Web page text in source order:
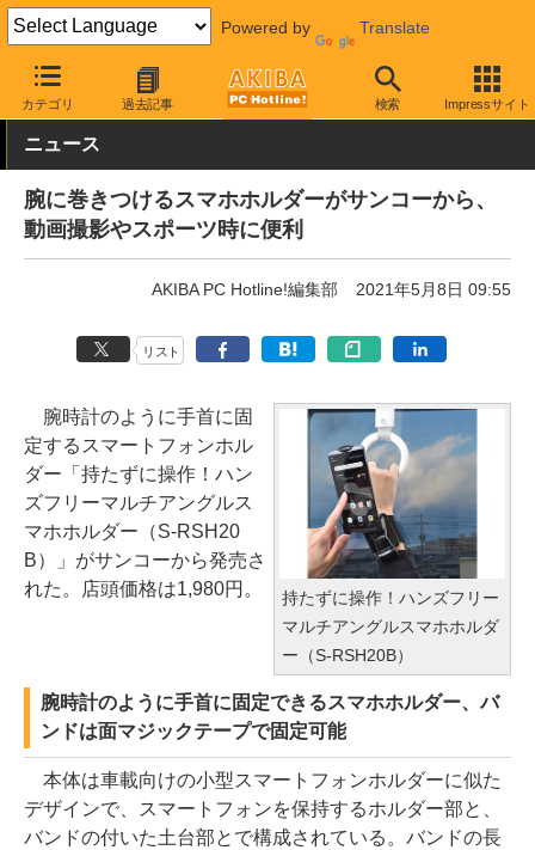
Powered by Translate
カテゴリ 過去記事 検索 Impressサイト
AKIBA PC Hotline! おもしろグッズ・キャラもの おもしろグッズ
ニュース
腕に巻きつけるスマホホルダーがサンコーから、
動画撮影やスポーツ時に便利
AKIBA PC Hotline!編集部 2021年5月8日 09:55
リスト
持たずに操作！ハンズフリー
マルチアングルスマホホルダ
ー（S-RSH20B）
腕時計のように手首に固
定するスマートフォンホル
ダー「持たずに操作！ハン
ズフリーマルチアングルス
マホホルダー（S-RSH20
B）」がサンコーから発売さ
れた。店頭価格は1,980円。
腕時計のように手首に固定できるスマホホルダー、バ
ンドは面マジックテープで固定可能
本体は車載向けの小型スマートフォンホルダーに似た
デザインで、スマートフォンを保持するホルダー部と、
バンドの付いた土台部とで構成されている。バンドの長